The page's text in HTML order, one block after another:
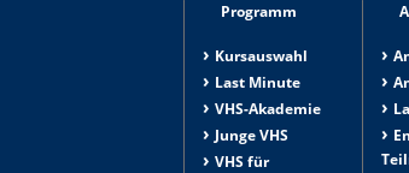
Programm
Kursauswahl
Last Minute
VHS-Akademie
Junge VHS
VHS für